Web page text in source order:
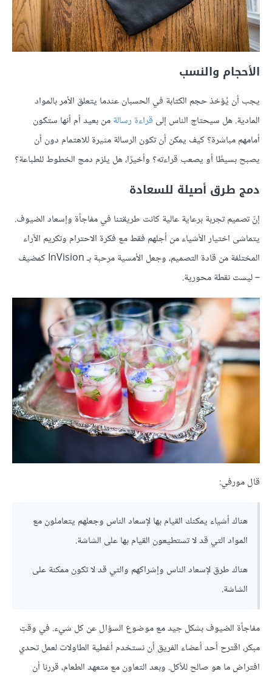
الأحجام والنسب
يجب أن يُؤخذ حجم الكتابة في الحسبان عندما يتعلق الأمر بالمواد
المادية. هل سيحتاج الناس إلى قراءة رسالةمن بعيد أم أنها ستكون
أمامهم مباشرة؟ كيف يمكن أن تكون الرسالة مثيرة للاهتمام دون أن
يصبح بسيطًا أو يصعب قراءته؟ وأخيرًا، هل يلزم دمج الخطوط للطباعة؟
دمج طرق أصيلة للسعادة
إنّ تصميم تجربة برعاية عالية كانت طريقتنا في مفاجأة وإسعاد الضيوف.
يتماشى اختيار الأشياء من أجلهم فقط مع فكرة الاحترام وتكريم الآراء
المختلفة من قادة التصميم، وجعل الأمسية مرحبة بـ InVision كمضيف
– ليست نقطة محورية.
قال مورفي:
هناك أشياء يمكنك القيام بها لإسعاد الناس وجعلهم يتعاملون مع
المواد التي قد لا تستطيعون القيام بها على الشاشة.
هناك طرق لإسعاد الناس وإشراكهم والتي قد لا تكون ممكنة على
الشاشة.
مفاجأة الضيوف بشكل جيد مع موضوع السؤال عن كل شيء. في وقتٍ
مبكر، اقترح أحد أعضاء الفريق أن نستخدم أغطية الطاولات لعمل تحدي
افتراض ما هو صالح للأكل. وبعد التعاون مع متعهد الطعام، قررنا أن